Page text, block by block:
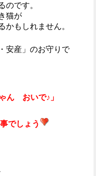
のです。
猫が
かもしれません。
安産」のお守りで
ん おいで♪」
でしょう